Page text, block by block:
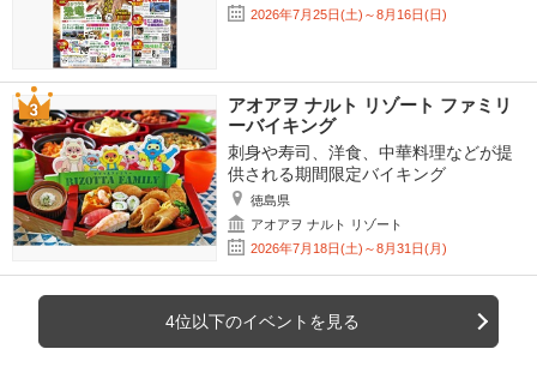
2026年7月25日(土)～8月16日(日)
アオアヲ ナルト リゾート ファミリ
ーバイキング
刺身や寿司、洋食、中華料理などが提
供される期間限定バイキング
徳島県
アオアヲ ナルト リゾート
2026年7月18日(土)～8月31日(月)
4位以下のイベントを見る